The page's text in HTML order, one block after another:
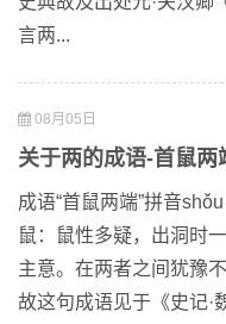
言两...
08月05日
关于两的成语-首鼠两
成语“首鼠两端”拼音
鼠：鼠性多疑，出洞时
主意。在两者之间犹豫
故这句成语见于《史记·